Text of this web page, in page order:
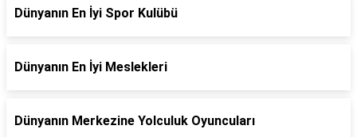
Dünyanın En İyi Spor Kulübü
Dünyanın En İyi Meslekleri
Dünyanın Merkezine Yolculuk Oyuncuları